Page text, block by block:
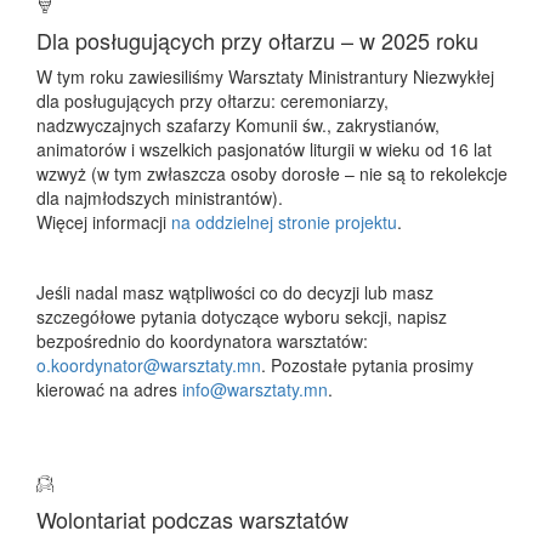
Dla posługujących przy ołtarzu – w 2025 roku
W tym roku zawiesiliśmy Warsztaty Ministrantury Niezwykłej
dla posługujących przy ołtarzu: ceremoniarzy,
nadzwyczajnych szafarzy Komunii św., zakrystianów,
animatorów i wszelkich pasjonatów liturgii w wieku od 16 lat
wzwyż (w tym zwłaszcza osoby dorosłe – nie są to rekolekcje
dla najmłodszych ministrantów).
Więcej informacji na oddzielnej stronie projektu.
Jeśli nadal masz wątpliwości co do decyzji lub masz
szczegółowe pytania dotyczące wyboru sekcji, napisz
bezpośrednio do koordynatora warsztatów:
o.koordynator@warsztaty.mn. Pozostałe pytania prosimy
kierować na adres info@warsztaty.mn.
Wolontariat podczas warsztatów